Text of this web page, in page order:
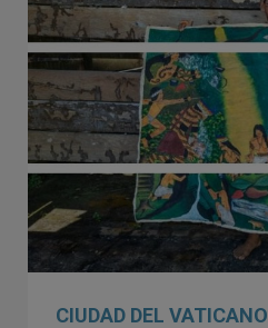
CIUDAD DEL VATICANO